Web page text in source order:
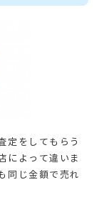
定をしてもらう
によって違いま
同じ金額で売れ